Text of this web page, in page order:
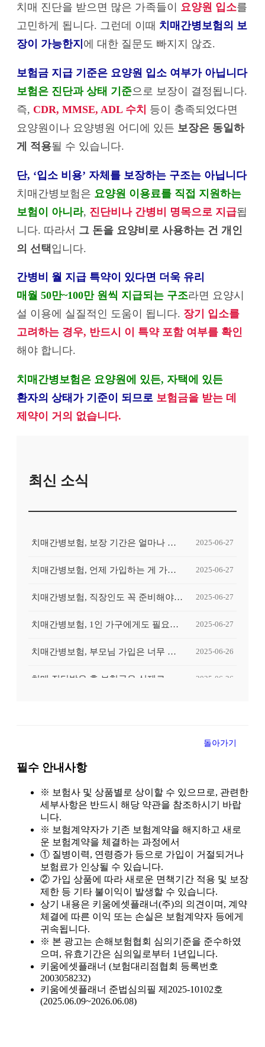
치매 진단을 받으면 많은 가족들이 요양원 입소를
고민하게 됩니다. 그런데 이때 치매간병보험의 보
장이 가능한지 에 대한 질문도 빠지지 않죠.
보험금 지급 기준은 요양원 입소 여부가 아닙니다
보험은 진단과 상태 기준으로 보장이 결정됩니다.
즉, CDR, MMSE, ADL 수치 등이 충족되었다면
요양원이나 요양병원 어디에 있든 보장은 동일하
게 적용될 수 있습니다.
단, ‘입소 비용’ 자체를 보장하는 구조는 아닙니다
치매간병보험은 요양원 이용료를 직접 지원하는
보험이 아니라, 진단비나 간병비 명목으로 지급됩
니다. 따라서 그 돈을 요양비로 사용하는 건 개인
의 선택입니다.
간병비 월 지급 특약이 있다면 더욱 유리
매월 50만~100만 원씩 지급되는 구조라면 요양시
설 이용에 실질적인 도움이 됩니다. 장기 입소를
고려하는 경우, 반드시 이 특약 포함 여부를 확인
해야 합니다.
치매간병보험은 요양원에 있든, 자택에 있든
환자의 상태가 기준이 되므로 보험금을 받는 데
제약이 거의 없습니다.
최신 소식
치매간병보험, 보장 기간은 얼마나 중요한가요? 2025-06-27
치매간병보험, 언제 가입하는 게 가장 유리할까요? 2025-06-27
치매간병보험, 직장인도 꼭 준비해야 할까요? 2025-06-27
치매간병보험, 1인 가구에게도 필요할까요? 2025-06-27
치매간병보험, 부모님 가입은 너무 늦은 걸까요? 2025-06-26
2025-06-26
치매간병보험, 장기요양등급과 무슨 관계가 있나요? 2025-06-25
치매간병보험, 진단받고 나면 바로 간병비가 나오나요?
치매간병보험, 가입 후 바로 보장되나요? 2025-06-24
치매간병보험, 단독형과 종합형 중 어떤 게 좋을까? 2025-06-24
치매간병보험, 보험료 납입은 언제까지 해야 하나요? 2025-06-24
돌아가기
필수 안내사항
※ 보험사 및 상품별로 상이할 수 있으므로, 관련한
세부사항은 반드시 해당 약관을 참조하시기 바랍
니다.
※ 보험계약자가 기존 보험계약을 해지하고 새로
운 보험계약을 체결하는 과정에서
① 질병이력, 연령증가 등으로 가입이 거절되거나
보험료가 인상될 수 있습니다.
② 가입 상품에 따라 새로운 면책기간 적용 및 보장
제한 등 기타 불이익이 발생할 수 있습니다.
상기 내용은 키움에셋플래너(주)의 의견이며, 계약
체결에 따른 이익 또는 손실은 보험계약자 등에게
귀속됩니다.
※ 본 광고는 손해보험협회 심의기준을 준수하였
으며, 유효기간은 심의일로부터 1년입니다.
키움에셋플래너 (보험대리점협회 등록번호
2003058232)
키움에셋플래너 준법심의필 제2025-10102호
(2025.06.09~2026.06.08)